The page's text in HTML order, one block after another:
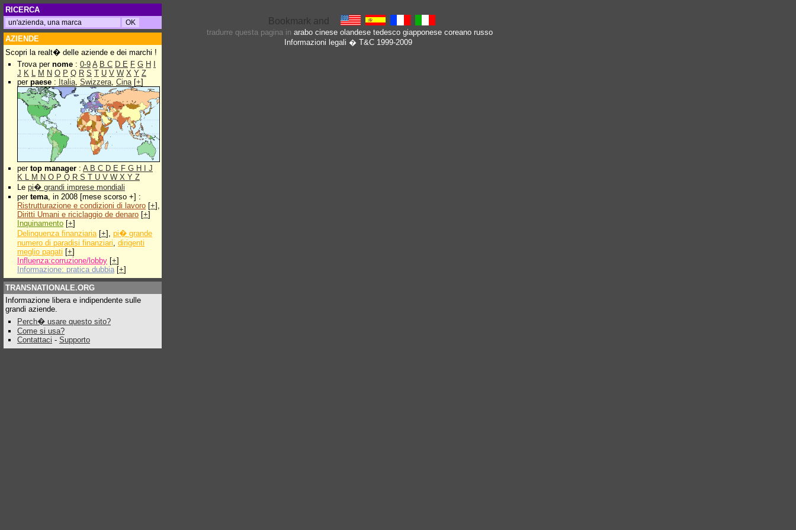
RICERCA
AZIENDE
Scopri la realt� delle aziende e dei marchi !
Trova per nome : 0-9 A B C D E F G H
J K L M N O P Q R S T U V W X Y Z
per paese : Italia, Swizzera, Cina[+]
per top manager : A B C D E F G H
J
K L M N O P Q R S T U V W X Y Z
Le pi� grandi imprese mondiali
per tema, in 2008 [mese scorso +] :
Ristrutturazione e condizioni di lavoro [+],
Diritti Umani e riciclaggio de denaro [+]
Inquinamento [+]
Delinquenza finanziaria[+], pi� grande
numero di paradisi finanziari, dirigenti
meglio pagati [+]
Influenza:corruzione/lobby [+]
Informazione: pratica dubbia [+]
TRANSNATIONALE.ORG
Informazione libera e indipendente sulle
grandi aziende.
Perch� usare questo sito?
Come si usa?
Contattaci - Supporto
tradurre questa pagina in arabo cinese olandese tedesco giapponese coreano russo
Informazioni legali � T&C 1999-2009